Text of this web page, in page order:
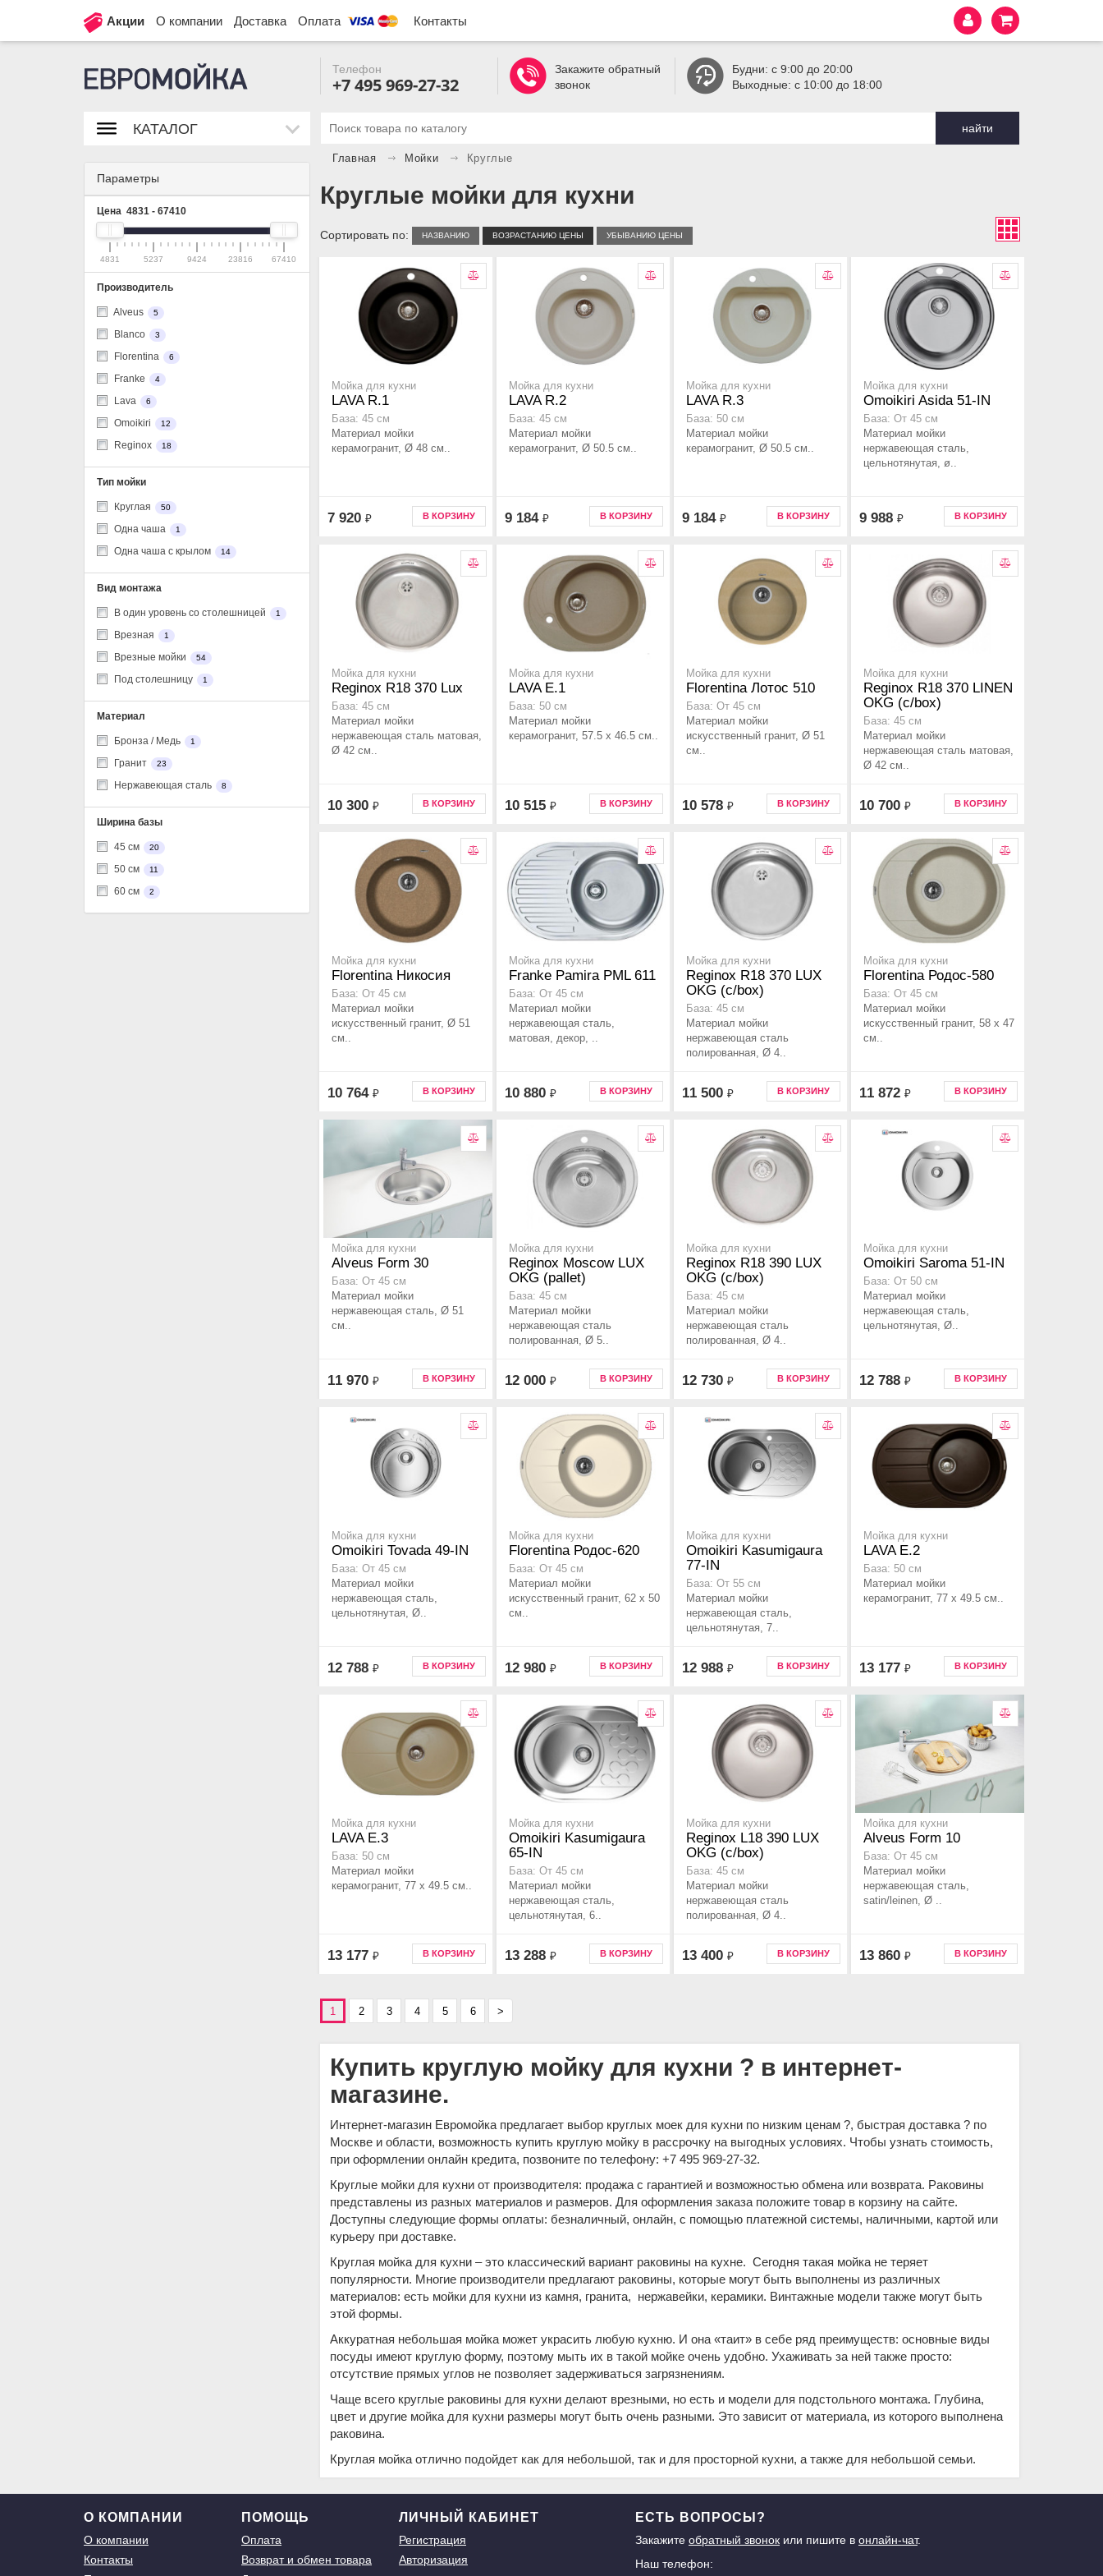
Акции О компании Доставка Оплата Контакты
Телефон
+7 495 969-27-32
Закажите обратный
звонок
Будни: с 9:00 до 20:00
Выходные: с 10:00 до 18:00
найти
КАТАЛОГ
Параметры
Цена 4831 - 67410
4831 5237 9424 23816 67410
Производитель
Alveus 5
Blanco 3
Florentina 6
Franke 4
Lava 6
Omoikiri 12
Reginox 18
Тип мойки
Круглая 50
Одна чаша 1
Одна чаша с крылом 14
Вид монтажа
В один уровень со столешницей 1
Врезная 1
Врезные мойки 54
Под столешницу 1
Материал
Бронза / Медь 1
Гранит 23
Нержавеющая сталь 8
Ширина базы
45 см 20
50 см 11
60 см 2
Главная Мойки Круглые
Круглые мойки для кухни
Сортировать по: НАЗВАНИЮ ВОЗРАСТАНИЮ ЦЕНЫ УБЫВАНИЮ ЦЕНЫ
Мойка для кухни
LAVA R.1
База: 45 см
Материал мойки
керамогранит, Ø 48 см..
7 920 ₽ В КОРЗИНУ
Мойка для кухни
LAVA R.2
База: 45 см
Материал мойки
керамогранит, Ø 50.5 см..
9 184 ₽ В КОРЗИНУ
Мойка для кухни
LAVA R.3
База: 50 см
Материал мойки
керамогранит, Ø 50.5 см..
9 184 ₽ В КОРЗИНУ
Мойка для кухни
Omoikiri Asida 51-IN
База: От 45 см
Материал мойки
нержавеющая сталь,
цельнотянутая, ø..
9 988 ₽ В КОРЗИНУ
Мойка для кухни
Reginox R18 370 Lux
База: 45 см
Материал мойки
нержавеющая сталь матовая,
Ø 42 см..
10 300 ₽ В КОРЗИНУ
Мойка для кухни
LAVA E.1
База: 50 см
Материал мойки
керамогранит, 57.5 x 46.5 см..
10 515 ₽ В КОРЗИНУ
Мойка для кухни
Florentina Лотос 510
База: От 45 см
Материал мойки
искусственный гранит, Ø 51
см..
10 578 ₽ В КОРЗИНУ
Мойка для кухни
Reginox R18 370 LINEN
OKG (c/box)
База: 45 см
Материал мойки
нержавеющая сталь матовая,
Ø 42 см..
10 700 ₽ В КОРЗИНУ
Мойка для кухни
Florentina Никосия
База: От 45 см
Материал мойки
искусственный гранит, Ø 51
см..
10 764 ₽ В КОРЗИНУ
Мойка для кухни
Franke Pamira PML 611
База: От 45 см
Материал мойки
нержавеющая сталь,
матовая, декор, ..
10 880 ₽ В КОРЗИНУ
Мойка для кухни
Reginox R18 370 LUX
OKG (c/box)
База: 45 см
Материал мойки
нержавеющая сталь
полированная, Ø 4..
11 500 ₽ В КОРЗИНУ
Мойка для кухни
Florentina Родос-580
База: От 45 см
Материал мойки
искусственный гранит, 58 x 47
см..
11 872 ₽ В КОРЗИНУ
Мойка для кухни
Alveus Form 30
База: От 45 см
Материал мойки
нержавеющая сталь, Ø 51
см..
11 970 ₽ В КОРЗИНУ
Мойка для кухни
Reginox Moscow LUX
OKG (pallet)
База: 45 см
Материал мойки
нержавеющая сталь
полированная, Ø 5..
12 000 ₽ В КОРЗИНУ
Мойка для кухни
Reginox R18 390 LUX
OKG (c/box)
База: 45 см
Материал мойки
нержавеющая сталь
полированная, Ø 4..
12 730 ₽ В КОРЗИНУ
Мойка для кухни
Omoikiri Saroma 51-IN
База: От 50 см
Материал мойки
нержавеющая сталь,
цельнотянутая, Ø..
12 788 ₽ В КОРЗИНУ
Мойка для кухни
Omoikiri Tovada 49-IN
База: От 45 см
Материал мойки
нержавеющая сталь,
цельнотянутая, Ø..
12 788 ₽ В КОРЗИНУ
Мойка для кухни
Florentina Родос-620
База: От 45 см
Материал мойки
искусственный гранит, 62 x 50
см..
12 980 ₽ В КОРЗИНУ
Мойка для кухни
Omoikiri Kasumigaura
77-IN
База: От 55 см
Материал мойки
нержавеющая сталь,
цельнотянутая, 7..
12 988 ₽ В КОРЗИНУ
Мойка для кухни
LAVA E.2
База: 50 см
Материал мойки
керамогранит, 77 x 49.5 см..
13 177 ₽ В КОРЗИНУ
Мойка для кухни
LAVA E.3
База: 50 см
Материал мойки
керамогранит, 77 x 49.5 см..
13 177 ₽ В КОРЗИНУ
Мойка для кухни
Omoikiri Kasumigaura
65-IN
База: От 45 см
Материал мойки
нержавеющая сталь,
цельнотянутая, 6..
13 288 ₽ В КОРЗИНУ
Мойка для кухни
Reginox L18 390 LUX
OKG (c/box)
База: 45 см
Материал мойки
нержавеющая сталь
полированная, Ø 4..
13 400 ₽ В КОРЗИНУ
Мойка для кухни
Alveus Form 10
База: От 45 см
Материал мойки
нержавеющая сталь,
satin/leinen, Ø ..
13 860 ₽ В КОРЗИНУ
1 2 3 4 5 6 >
Купить круглую мойку для кухни ? в интернет-
магазине.
Интернет-магазин Евромойка предлагает выбор круглых моек для кухни по низким ценам ?, быстрая доставка ? по
Москве и области, возможность купить круглую мойку в рассрочку на выгодных условиях. Чтобы узнать стоимость,
при оформлении онлайн кредита, позвоните по телефону: +7 495 969-27-32.
Круглые мойки для кухни от производителя: продажа с гарантией и возможностью обмена или возврата. Раковины
представлены из разных материалов и размеров. Для оформления заказа положите товар в корзину на сайте.
Доступны следующие формы оплаты: безналичный, онлайн, с помощью платежной системы, наличными, картой или
курьеру при доставке.
Круглая мойка для кухни – это классический вариант раковины на кухне. Сегодня такая мойка не теряет
популярности. Многие производители предлагают раковины, которые могут быть выполнены из различных
материалов: есть мойки для кухни из камня, гранита, нержавейки, керамики. Винтажные модели также могут быть
этой формы.
Аккуратная небольшая мойка может украсить любую кухню. И она «таит» в себе ряд преимуществ: основные виды
посуды имеют круглую форму, поэтому мыть их в такой мойке очень удобно. Ухаживать за ней также просто:
отсутствие прямых углов не позволяет задерживаться загрязнениям.
Чаще всего круглые раковины для кухни делают врезными, но есть и модели для подстольного монтажа. Глубина,
цвет и другие мойка для кухни размеры могут быть очень разными. Это зависит от материала, из которого выполнена
раковина.
Круглая мойка отлично подойдет как для небольшой, так и для просторной кухни, а также для небольшой семьи.
О КОМПАНИИ
О компании
Контакты
ПОМОЩЬ
Оплата
Возврат и обмен товара
ЛИЧНЫЙ КАБИНЕТ
Регистрация
Авторизация
ЕСТЬ ВОПРОСЫ?
Закажите обратный звонокили пишите в онлайн-чат.
Наш телефон: